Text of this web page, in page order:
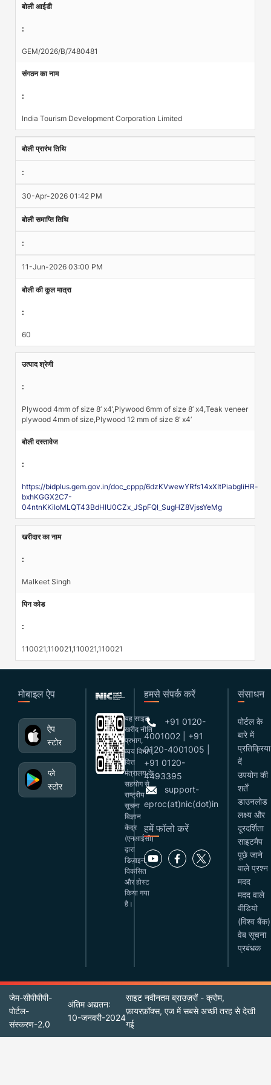
बोली आईडी
:
GEM/2026/B/7480481
संगठन का नाम
:
India Tourism Development Corporation Limited
बोली प्रारंभ तिथि
:
30-Apr-2026 01:42 PM
बोली समाप्ति तिथि
:
11-Jun-2026 03:00 PM
बोली की कुल मात्रा
:
60
उत्पाद श्रेणी
:
Plywood 4mm of size 8’ x4’,Plywood 6mm of size 8’ x4,Teak veneer
plywood 4mm of size,Plywood 12 mm of size 8’ x4’
बोली दस्तावेज
:
https://bidplus.gem.gov.in/doc_cppp/6dzKVwewYRfs14xXItPiabgliHR-
bxhKGGX2C7-
04ntnKKiIoMLQT43BdHlU0CZx_JSpFQl_SugHZ8VjssYeMg
खरीदार का नाम
:
Malkeet Singh
पिन कोड
:
110021,110021,110021,110021
मोबाइल ऐप
ऐप
स्टोर
प्ले
स्टोर
यह साइट
खरीद नीति
प्रभाग,
व्यय विभाग,
वित्त
मंत्रालय के
सहयोग से
राष्ट्रीय
सूचना
विज्ञान
केंद्र
(एनआईसी)
द्वारा
डिज़ाइन,
विकसित
और होस्ट
किया गया
है।
हमसे संपर्क करें
+91 0120-
4001002 | +91
0120-4001005 |
+91 0120-
4493395
support-
eproc(at)nic(dot)in
हमें फॉलो करें
संसाधन
पोर्टल के
बारे में
प्रतिक्रिया
दें
उपयोग की
शर्तें
डाउनलोड
लक्ष्य और
दूरदर्शिता
साइटमैप
पूछे जाने
वाले प्रश्न
मदद
मदद वाले
वीडियो
(विश्व बैंक)
वेब सूचना
प्रबंधक
जेम-सीपीपीपी-
पोर्टल-
संस्करण-2.0
अंतिम अद्यतन:
10-जनवरी-2024
साइट नवीनतम ब्राउज़रों - क्रोम,
फ़ायरफ़ॉक्स, एज में सबसे अच्छी तरह से देखी
गई